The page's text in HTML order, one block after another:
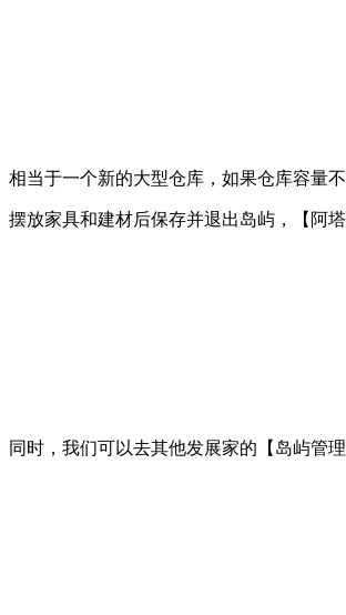
相当于一个新的大型仓库，如果仓库容量
摆放家具和建材后保存并退出岛屿，【阿
同时，我们可以去其他发展家的【岛屿管